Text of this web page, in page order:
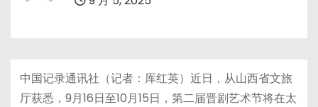
中国记录通讯社（记者：厍红英）近日，从山西省文旅
厅获悉，9月16日至10月15日，第二届晋剧艺术节将在太